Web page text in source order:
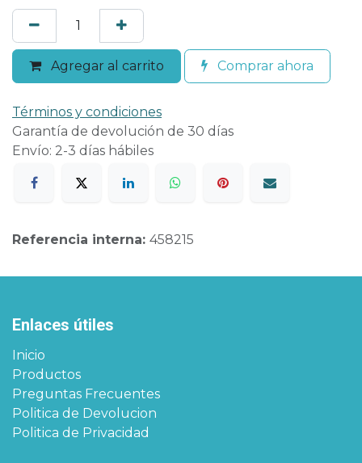
Agregar al carrito Comprar ahora
Términos y condiciones
Garantía de devolución de 30 días
Envío: 2-3 días hábiles
Referencia interna: 458215
Enlaces útiles
Inicio
Productos
Preguntas Frecuentes
Politica de Devolucion
Politica de Privacidad